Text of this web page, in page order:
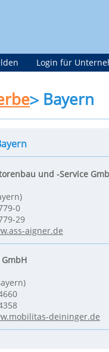
Login für
Bayern
und -Service
0
29
aigner.de
deininger.de